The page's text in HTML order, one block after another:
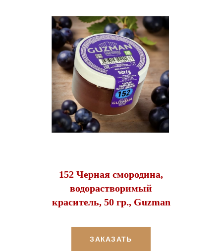
152 Черная смородина,
водорастворимый
краситель, 50 гр., Guzman
ЗАКАЗАТЬ